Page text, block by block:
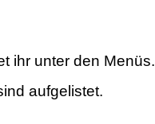
ihr unter den Menüs.
aufgelistet.